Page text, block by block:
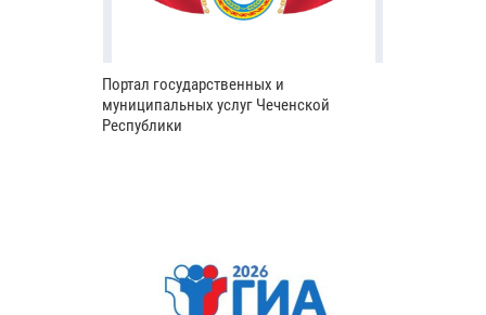
Портал государственных и
муниципальных услуг Чеченской
Республики